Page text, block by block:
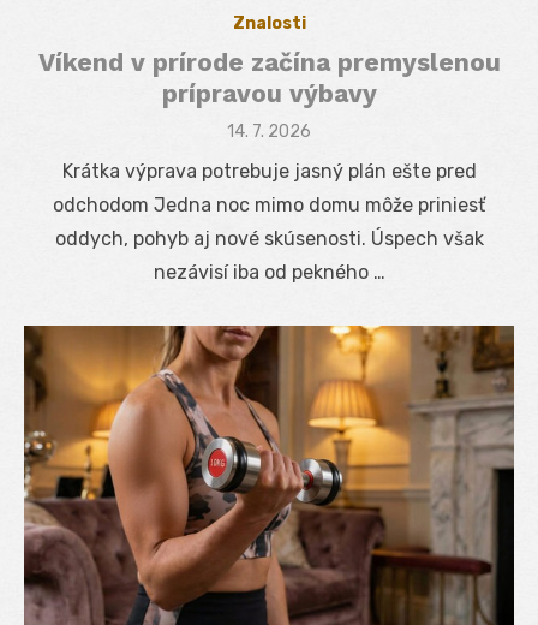
Znalosti
Víkend v prírode začína premyslenou
prípravou výbavy
Posted
14. 7. 2026
Krátka výprava potrebuje jasný plán ešte pred
odchodom Jedna noc mimo domu môže priniesť
oddych, pohyb aj nové skúsenosti. Úspech však
nezávisí iba od pekného …